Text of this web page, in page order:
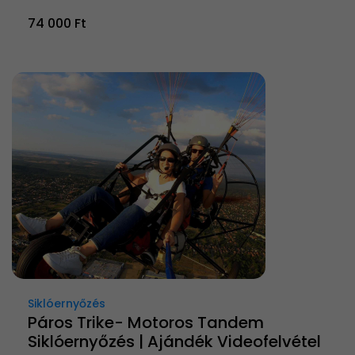
74 000 Ft
Siklóernyőzés
Páros Trike- Motoros Tandem
Siklóernyőzés | Ajándék Videofelvétel